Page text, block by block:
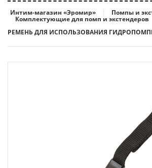
Интим-магазин «Эромир» Помпы и
Комплектующие для помп и экстендеров
РЕМЕНЬ ДЛЯ ИСПОЛЬЗОВАНИЯ ГИДРОПОМПЫ